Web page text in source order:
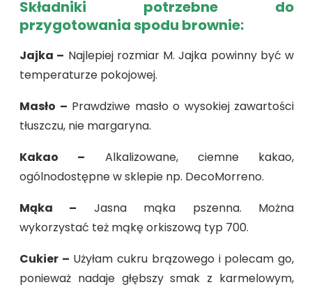
Składniki potrzebne do
przygotowania spodu brownie:
Jajka – Najlepiej rozmiar M. Jajka powinny być w
temperaturze pokojowej.
Masło – Prawdziwe masło o wysokiej zawartości
tłuszczu, nie margaryna.
Kakao – Alkalizowane, ciemne kakao,
ogólnodostępne w sklepie np. DecoMorreno.
Mąka – Jasna mąka pszenna. Można
wykorzystać też mąkę orkiszową typ 700.
Cukier – Użyłam cukru brązowego i polecam go,
ponieważ nadaje głębszy smak z karmelowym,